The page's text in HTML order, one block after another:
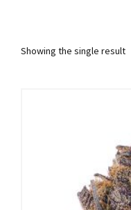
Showing the single result